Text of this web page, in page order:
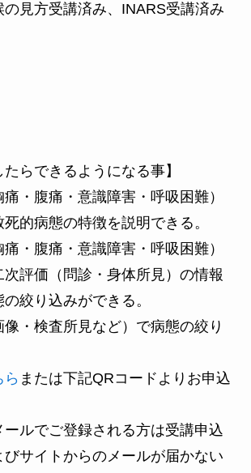
の見方受講済み、INARS受講済み
たらできるようになる事】
痛・腹痛・意識障害・呼吸困難）
的病態の特徴を説明できる。
痛・腹痛・意識障害・呼吸困難）
次評価（問診・身体所見）の情報
絞り込みができる。
像・検査所見など）で病態の絞り
ら または下記QRコードよりお申込
ルでご登録される方は受講申込
サイトからのメールが届かない